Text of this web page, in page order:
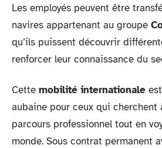
Les employés peuvent être
navires appartenant au groupe
qu’ils puissent découvrir
renforcer leur connaissance du
Cette mobilité internationale
aubaine pour ceux qui cherchent
parcours professionnel tout en
monde. Sous contrat permanent